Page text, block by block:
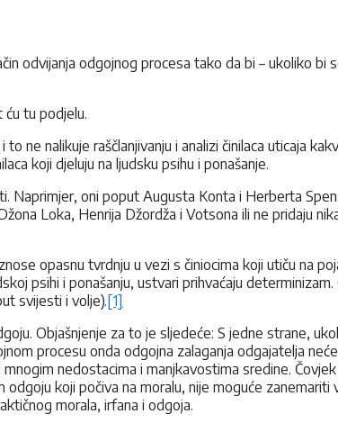
odvijanja odgojnog procesa tako da bi – ukoliko bi
tu podjelu.
ne nalikuje raščlanjivanju i analizi činilaca uticaja
koji djeluju na ljudsku psihu i ponašanje.
Naprimjer, oni poput Augusta Konta i Herberta
Loka, Henrija Džordža i Votsona ili ne pridaju
opasnu tvrdnju u vezi s činiocima koji utiču na
psihi i ponašanju, ustvari prihvaćaju
svijesti i volje).[1]
Objašnjenje za to je sljedeće: S jedne strane,
procesu onda odgojna zalaganja odgajatelja
nedostacima i manjkavostima sredine.
koji počiva na moralu, nije moguće zanemariti
morala, irfana i odgoja.